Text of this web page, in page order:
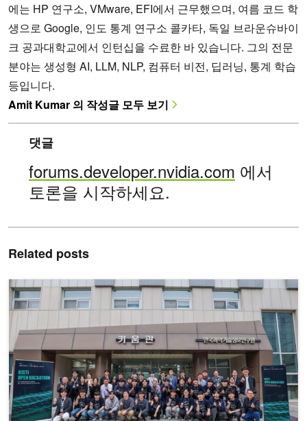
에는 HP 연구소, VMware, EFI에서 근무했으며, 여름 코드 학
생으로 Google, 인도 통계 연구소 콜카타, 독일 브라운슈바이
크 공과대학교에서 인턴십을 수료한 바 있습니다. 그의 전문
분야는 생성형 AI, LLM, NLP, 컴퓨터 비전, 딥러닝, 통계 학습
등입니다.
Amit Kumar 의 작성글 모두 보기
댓글
forums.developer.nvidia.com 에서
토론을 시작하세요.
Related posts
과학의 미래를 잇다: KISTI와 NVIDIA, 아시아-태평양 지역 최초